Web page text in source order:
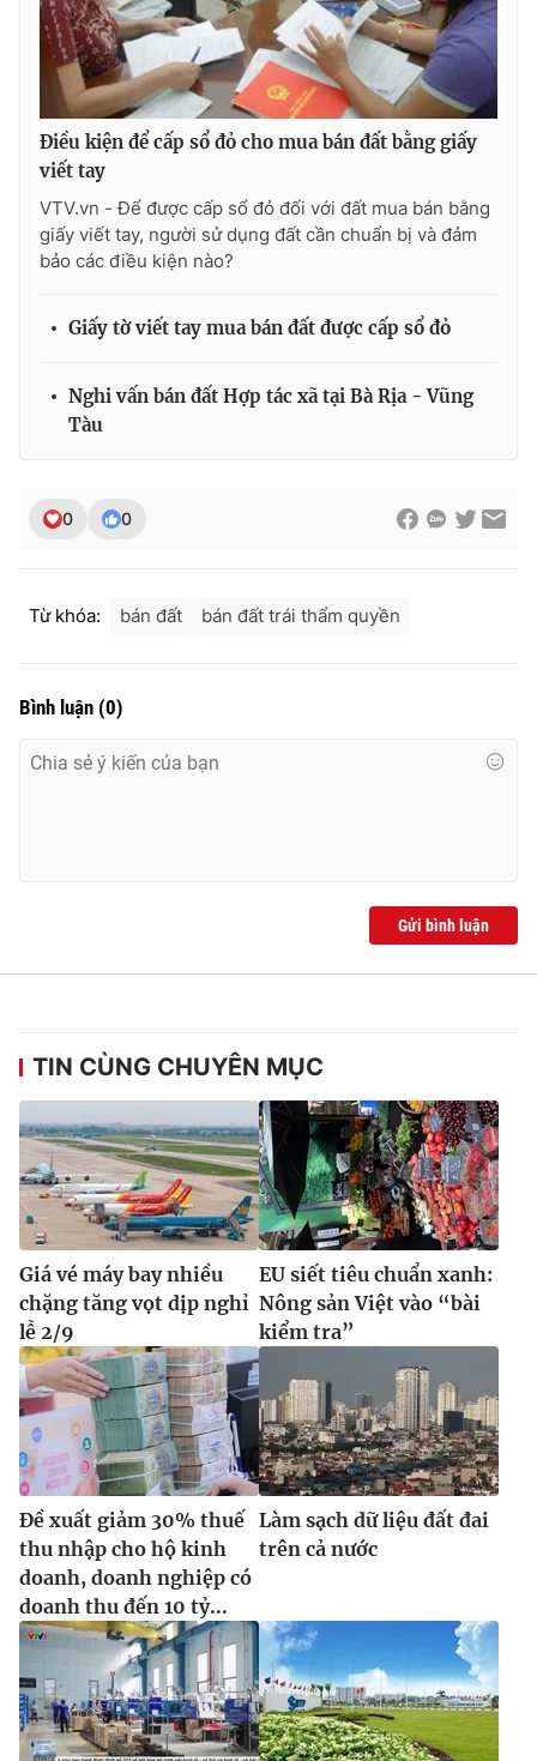
Ðiện thoại Thời báo VTV:
024.66 897 897
Email: toasoan@vtv.vn
Liên hệ quảng cáo:
024-7300.7108
® Cấm sao chép dưới mọi hình thức nếu không có sự chấp
Điều kiện để cấp sổ đỏ cho mua bán đất bằng giấy
viết tay
VTV.vn - Để được cấp sổ đỏ đối với đất mua bán bằng
giấy viết tay, người sử dụng đất cần chuẩn bị và đảm
bảo các điều kiện nào?
Giấy tờ viết tay mua bán đất được cấp sổ đỏ
Nghi vấn bán đất Hợp tác xã tại Bà Rịa - Vũng
Tàu
0 0
Từ khóa: bán đất bán đất trái thẩm quyền
Bình luận (0)
Gửi bình luận
TIN CÙNG CHUYÊN MỤC
Giá vé máy bay nhiều
chặng tăng vọt dịp nghỉ
lễ 2/9
EU siết tiêu chuẩn xanh:
Nông sản Việt vào “bài
kiểm tra”
Đề xuất giảm 30% thuế
thu nhập cho hộ kinh
doanh, doanh nghiệp có
doanh thu đến 10 tỷ...
Làm sạch dữ liệu đất đai
trên cả nước